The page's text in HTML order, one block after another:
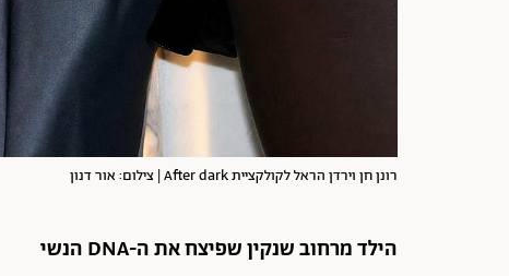
רונן חן וירדן הראל לקולקציית After dark | צילום: אור דנון
הילד מרחוב שנקין שפיצח את ה-DNA הנשי